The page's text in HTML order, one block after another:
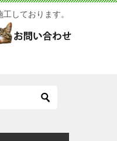
しております。